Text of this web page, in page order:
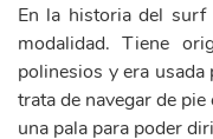
En la historia del surf
modalidad. Tiene
polinesios y era
trata de navegar de
una pala para poder